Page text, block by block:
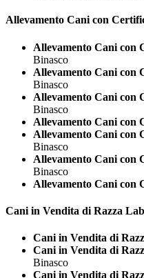
Allevamento Cani con
Allevamento Cani con
Binasco
Allevamento Cani con
Binasco
Allevamento Cani con
Binasco
Allevamento Cani con
Allevamento Cani con
Binasco
Allevamento Cani con
Binasco
Allevamento Cani con
Cani in Vendita di Razza
Cani in Vendita di
Cani in Vendita di
Binasco
Cani in Vendita di